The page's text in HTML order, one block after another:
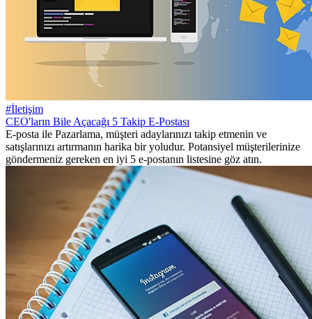
#İletişim
CEO'ların Bile Açacağı 5 Takip E-Postası
E-posta ile Pazarlama, müşteri adaylarınızı takip etmenin ve
satışlarınızı artırmanın harika bir yoludur. Potansiyel müşterilerinize
göndermeniz gereken en iyi 5 e-postanın listesine göz atın.